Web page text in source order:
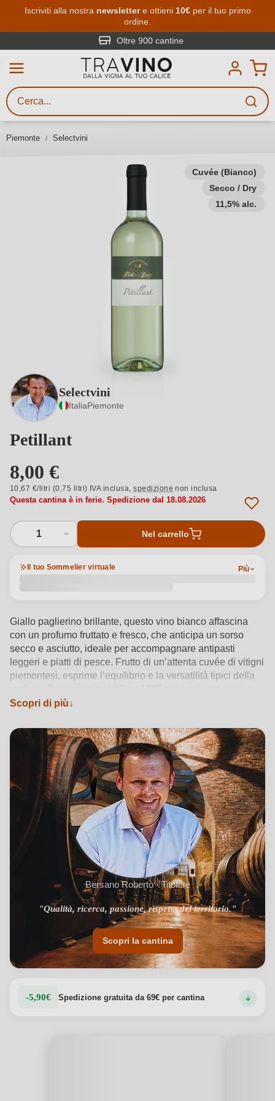
Passa al contenuto principale
Iscriviti alla nostra newslettere ottieni 10€per il tuo primo
ordine.
Oltre 900 cantine
Piemonte Selectvini
Cuvée (Bianco)
Secco / Dry
11,5% alc.
Selectvini
ItaliaPiemonte
Petillant
8,00 €
10,67 €/litri (0,75 litri) IVA inclusa,spedizione non inclusa
Questa cantina è in ferie. Spedizione dal 18.08.2026
1 Nel carrello
Il tuo Sommelier virtuale Più
Giallo paglierino brillante, questo vino bianco affascina
con un profumo fruttato e fresco, che anticipa un sorso
secco e asciutto, ideale per accompagnare antipasti
leggeri e piatti di pesce. Frutto di un’attenta cuvée di vitigni
piemontesi, esprime l’equilibrio e la versatilità tipici della
le sfumature. Selectvini, cantina radicata nella tradizione
vino generico che racconta con semplicità e precisione
l’identità del terroir piemontese.
Vedi dettagli del prodotto →
Scopri di più
Bersano Roberto · Titolare
"Qualità, ricerca, passione, rispetto del territorio."
Scopri la cantina
-5,90€ Spedizione gratuita da 69€ per cantina
Ricerca vini
Inserisci almeno 3 caratteri
gusto, occasione, nome del vino,
vitigno, regione, cantina o altri